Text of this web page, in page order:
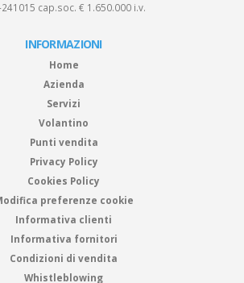
241015 cap.soc. € 1.650.000 i.v.
INFORMAZIONI
Home
Azienda
Servizi
Volantino
Punti vendita
Privacy Policy
Cookies Policy
preferenze cookie
Informativa clienti
Informativa fornitori
Condizioni di vendita
Whistleblowing